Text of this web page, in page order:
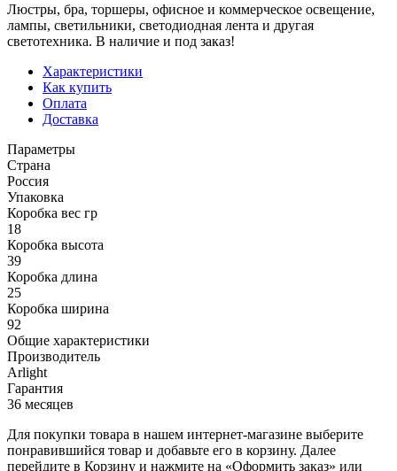
Люстры, бра, торшеры, офисное и коммерческое освещение,
лампы, светильники, светодиодная лента и другая
светотехника. В наличие и под заказ!
Характеристики
Как купить
Оплата
Доставка
Параметры
Страна
Россия
Упаковка
Коробка вес гр
18
Коробка высота
39
Коробка длина
25
Коробка ширина
92
Общие характеристики
Производитель
Arlight
Гарантия
36 месяцев
Для покупки товара в нашем интернет-магазине выберите
понравившийся товар и добавьте его в корзину. Далее
перейдите в Корзину и нажмите на «Оформить заказ» или